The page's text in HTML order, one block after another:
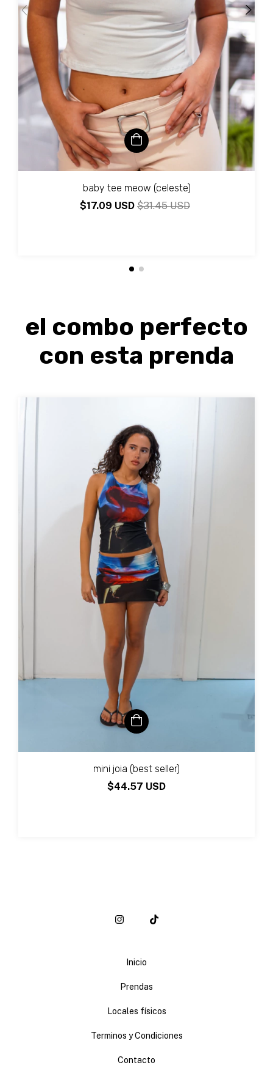
baby tee meow (celeste)
$17.09 USD $31.45 USD
el combo perfecto
con esta prenda
mini joia (best seller)
$44.57 USD
Inicio
Prendas
Locales físicos
Terminos y Condiciones
Contacto